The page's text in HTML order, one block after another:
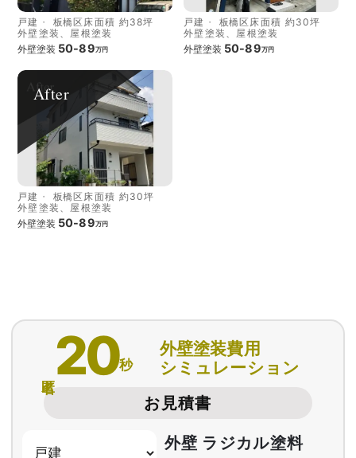
戸建 板橋区 床面積 約38坪
外壁塗装、屋根塗装
外壁塗装 50-89万円
戸建 板橋区 床面積 約30坪
外壁塗装、屋根塗装
外壁塗装 50-89万円
After
戸建 板橋区 床面積 約30坪
外壁塗装、屋根塗装
外壁塗装 50-89万円
20秒
外壁塗装費用
シミュレーション
お見積書
外壁 ラジカル塗料